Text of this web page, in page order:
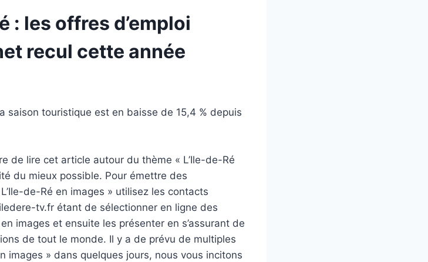
: les offres d’emploi
recul cette année
saison touristique est en baisse de 15,4 % depuis
de lire cet article autour du thème « L’Ile-de-Ré
du mieux possible. Pour émettre des
de-Ré en images » utilisez les contacts
tv.fr étant de sélectionner en ligne des
images et ensuite les présenter en s’assurant de
de tout le monde. Il y a de prévu de multiples
images » dans quelques jours, nous vous incitons